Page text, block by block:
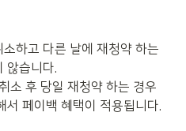
하고 다른 날에 재청약 하는
않습니다.
소 후 당일 재청약 하는 경우
서 페이백 혜택이 적용됩니다.